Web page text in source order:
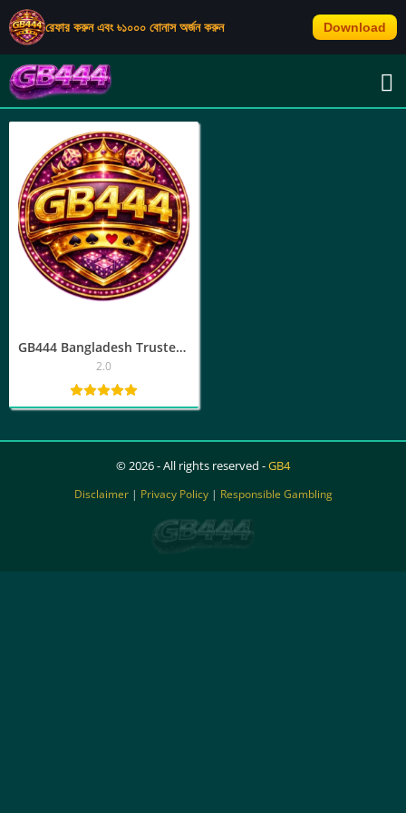
রেফার করুন এবং ৳১০০০ বোনাস অর্জন করুন Download
TAG: GB444 অ্যাপ
GB444 Bangladesh Trusted Platform | অ্যাপ ডাউনলোড, জিবি৪৪৪ লগইন
2.0
© 2026 - All rights reserved -GB4
Disclaimer| Privacy Policy| Responsible Gambling